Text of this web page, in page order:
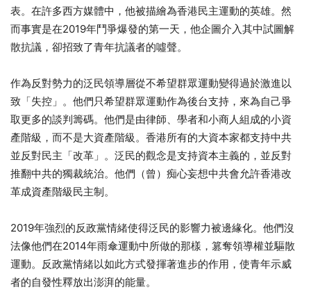
表。在許多西方媒體中，他被描繪為香港民主運動的英雄。然
而事實是在2019年鬥爭爆發的第一天，他企圖介入其中試圖解
散抗議，卻招致了青年抗議者的噓聲。
作為反對勢力的泛民領導層從不希望群眾運動變得過於激進以
致「失控」。他們只希望群眾運動作為後台支持，來為自己爭
取更多的談判籌碼。他們是由律師、學者和小商人組成的小資
產階級，而不是大資產階級。香港所有的大資本家都支持中共
並反對民主「改革」。泛民的觀念是支持資本主義的，並反對
推翻中共的獨裁統治。他們（曾）痴心妄想中共會允許香港改
革成資產階級民主制。
2019年強烈的反政黨情緒使得泛民的影響力被邊緣化。他們沒
法像他們在2014年雨傘運動中所做的那樣，篡奪領導權並驅散
運動。反政黨情緒以如此方式發揮著進步的作用，使青年示威
者的自發性釋放出澎湃的能量。